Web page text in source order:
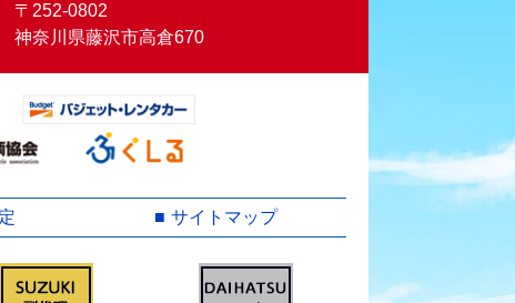
〒252-0802
神奈川県藤沢市高倉670
サイトマップ